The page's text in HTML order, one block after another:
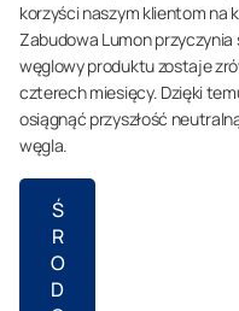
korzyści naszym klientom na
Zabudowa Lumon przyczynia
węglowy produktu zostaje
czterech miesięcy. Dzięki
osiągnąć przyszłość
węgla.
Ś
R
O
D